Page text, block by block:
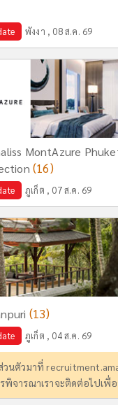
พังงา , 08 ส.ค. 69
MontAzure
(16)
ภูเก็ต , 07 ส.ค. 69
(13)
ภูเก็ต , 04 ส.ค. 69
วนตัวมาที่
พิจารณาเราจะติดต่อไปเพื่